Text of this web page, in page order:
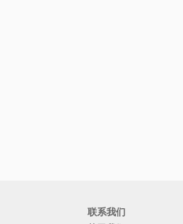
联系我们